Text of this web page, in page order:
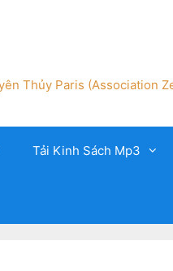
Thủy Paris (Association
Tải Kinh Sách Mp3